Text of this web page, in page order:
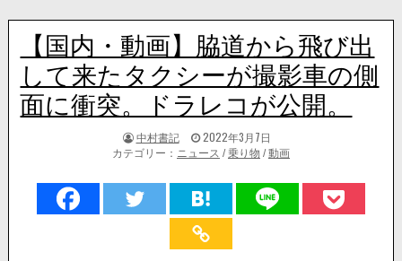
【国内・動画】脇道から飛び出
して来たタクシーが撮影車の側
面に衝突。ドラレコが公開。
著
者:
中村書記
掲
載
2022年3月7日
カテゴリー： ニュース /乗り物 /動画